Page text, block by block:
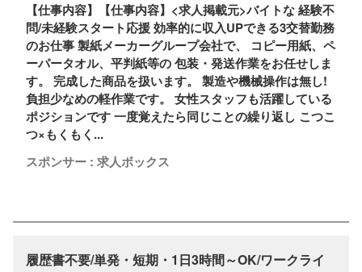
【仕事内容】【仕事内容】<求人掲載元>バイトな 経験不
問/未経験スタート応援 効率的に収入UPできる3交替勤務
のお仕事 製紙メーカーグループ会社で、 コピー用紙、ペ
ーパータオル、平判紙等の 包装・発送作業をお任せしま
す。 完成した商品を扱います。 製造や機械操作は無し!
負担少なめの軽作業です。 女性スタッフも活躍している
ポジションです 一度覚えたら同じことの繰り返し こつこ
つ×もくもく...
スポンサー : 求人ボックス
履歴書不要/単発・短期・1日3時間～OK/ワークライ